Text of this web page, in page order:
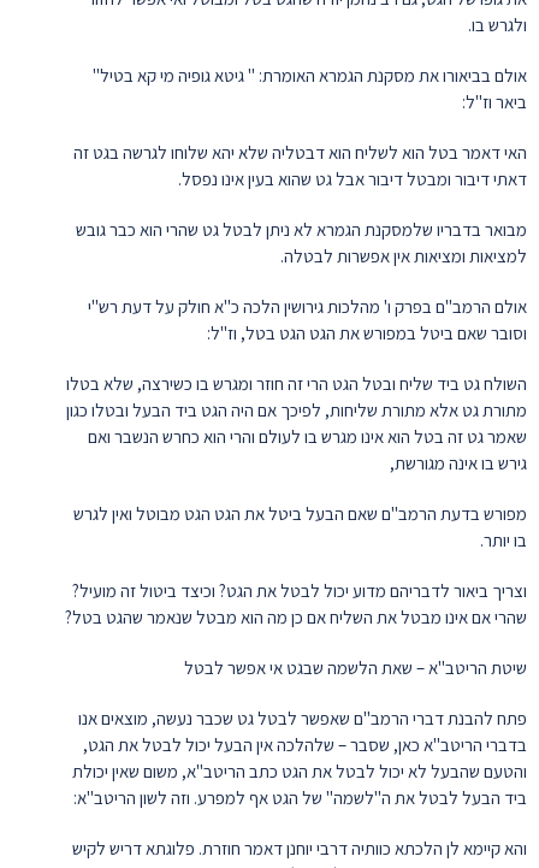
ולגרש בו.
אולם בביאורו את מסקנת הגמרא האומרת: " גיטא גופיה מי קא בטיל"
ביאר וז"ל:
האי דאמר בטל הוא לשליח הוא דבטליה שלא יהא שלוחו לגרשה בגט זה
דאתי דיבור ומבטל דיבור אבל גט שהוא בעין אינו נפסל.
מבואר בדבריו שלמסקנת הגמרא לא ניתן לבטל גט שהרי הוא כבר גובש
למציאות ומציאות אין אפשרות לבטלה.
אולם הרמב"ם בפרק ו' מהלכות גירושין הלכה כ"א חולק על דעת רש"י
וסובר שאם ביטל במפורש את הגט הגט בטל, וז"ל:
השולח גט ביד שליח ובטל הגט הרי זה חוזר ומגרש בו כשירצה, שלא בטלו
מתורת גט אלא מתורת שליחות, לפיכך אם היה הגט ביד הבעל ובטלו כגון
שאמר גט זה בטל הוא אינו מגרש בו לעולם והרי הוא כחרש הנשבר ואם
גירש בו אינה מגורשת,
מפורש בדעת הרמב"ם שאם הבעל ביטל את הגט הגט מבוטל ואין לגרש
בו יותר.
וצריך ביאור לדבריהם מדוע יכול לבטל את הגט? וכיצד ביטול זה מועיל?
שהרי אם אינו מבטל את השליח אם כן מה הוא מבטל שנאמר שהגט בטל?
שיטת הריטב"א – שאת הלשמה שבגט אי אפשר לבטל
פתח להבנת דברי הרמב"ם שאפשר לבטל גט שכבר נעשה, מוצאים אנו
בדברי הריטב"א כאן, שסבר – שלהלכה אין הבעל יכול לבטל את הגט,
והטעם שהבעל לא יכול לבטל את הגט כתב הריטב"א, משום שאין יכולת
ביד הבעל לבטל את ה"לשמה" של הגט אף למפרע. וזה לשון הריטב"א:
והא קיימא לן הלכתא כוותיה דרבי יוחנן דאמר חוזרת. פלוגתא דריש לקיש